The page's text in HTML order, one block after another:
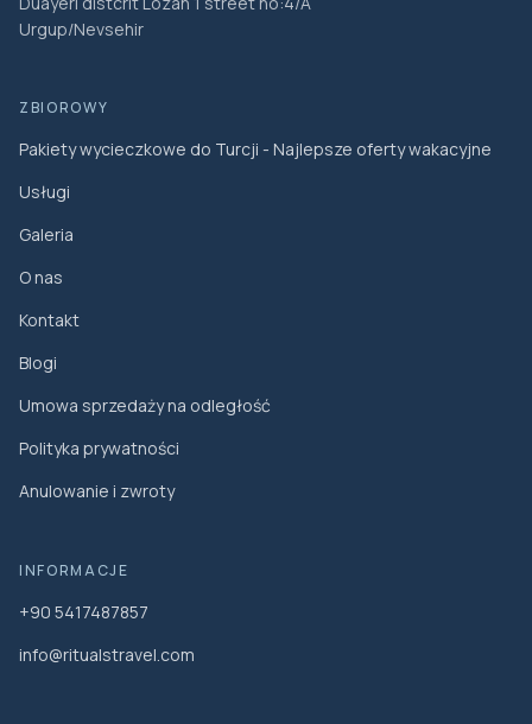
Urgup/Nevsehir
ZBIOROWY
Pakiety wycieczkowe do Turcji - Najlepsze oferty wakacyjne
Usługi
Galeria
O nas
Kontakt
Blogi
Umowa sprzedaży na odległość
Polityka prywatności
Anulowanie i zwroty
INFORMACJE
+90 5417487857
info@ritualstravel.com